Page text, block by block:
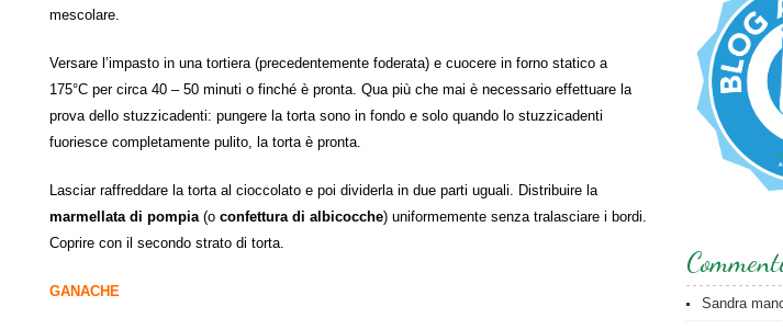
mescolare.
Versare l’impasto in una tortiera (precedentemente foderata) e cuocere in forno statico a
175°C per circa 40 – 50 minuti o finché è pronta. Qua più che mai è necessario effettuare la
prova dello stuzzicadenti: pungere la torta sono in fondo e solo quando lo stuzzicadenti
fuoriesce completamente pulito, la torta è pronta.
Lasciar raffreddare la torta al cioccolato e poi dividerla in due parti uguali. Distribuire la
marmellata di pompia (o confettura di albicocche) uniformemente senza tralasciare i bordi.
Coprire con il secondo strato di torta.
GANACHE
Sandra